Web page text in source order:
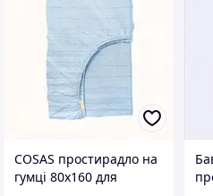
COSAS простирадло на
гумці 80х160 для